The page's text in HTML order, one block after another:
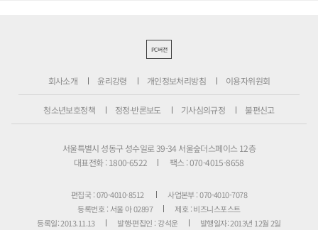
PC버전
회사소개 윤리강령 개인정보처리방침 이용자위원회
청소년보호정책 정정·반론보도 기사심의규정 불편신고
서울특별시 성동구 성수일로 39-34 서울숲더스페이스 12층
대표전화 : 1800-6522
팩스 : 070-4015-8658
편집국 : 070-4010-8512
사업본부 : 070-4010-7078
등록번호 : 서울 아 02897
제호 : 비즈니스포스트
등록일: 2013.11.13
발행·편집인 : 강석운 발행일자: 2013년 12월 2일